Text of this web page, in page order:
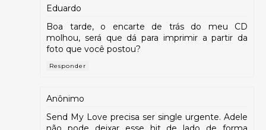
Eduardo
Boa tarde, o encarte de trás do meu CD
molhou, será que dá para imprimir a partir da
foto que você postou?
Responder
Anônimo
Send My Love precisa ser single urgente. Adele